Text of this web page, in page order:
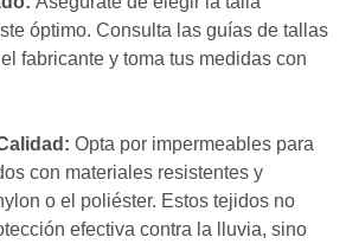
óptimo. Consulta las guías de tallas
fabricante y toma tus medidas con
Opta por impermeables para
con materiales resistentes y
o el poliéster. Estos tejidos no
efectiva contra la lluvia, sino